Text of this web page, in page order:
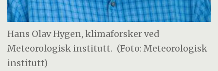
Hans Olav Hygen, klimaforsker ved
Meteorologisk institutt. (Foto: Meteorologisk
institutt)